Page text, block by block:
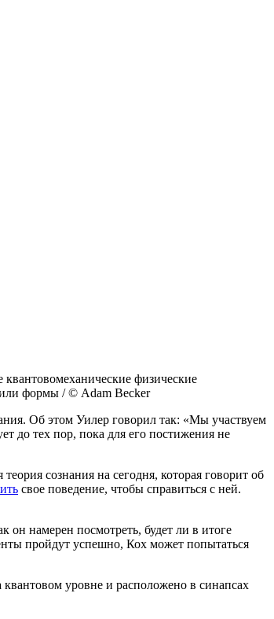
физические
или формы / © Adam Becker
Об этом Уилер говорил так: «Мы участвуем
до тех пор, пока для его постижения не
сознания на сегодня, которая говорит об
свое поведение, чтобы справиться с ней.
намерен посмотреть, будет ли в итоге
пройдут успешно, Кох может попытаться
уровне и расположено в синапсах